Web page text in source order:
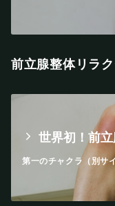
前立腺整体リラ
世界初！前
第一のチャクラ（別サイ